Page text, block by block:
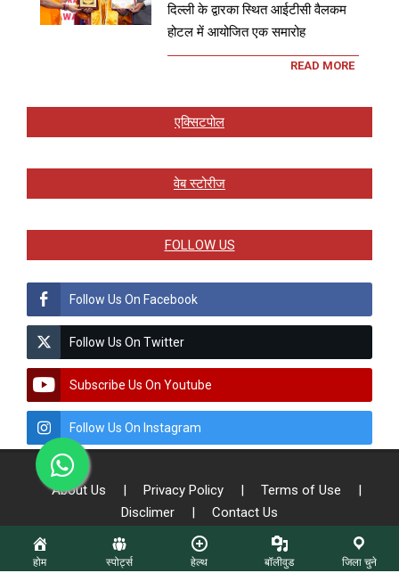
दिल्ली के द्वारका स्थित आईटीसी वैलकम
होटल में आयोजित एक समारोह
READ MORE
एक्सिटपोल
वेब स्टोरीज
FOLLOW US
Follow Us On Facebook
Follow Us On Twitter
Subscribe Us On Youtube
Follow Us On Instagram
About Us | Privacy Policy | Terms of Use
|
Disclimer
| Contact Us
होम स्पोर्ट्स हेल्थ बॉलीवुड जिला चुने